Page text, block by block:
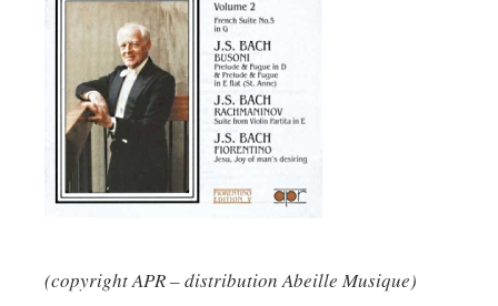
(copyright APR – distribution Abeille Musique)